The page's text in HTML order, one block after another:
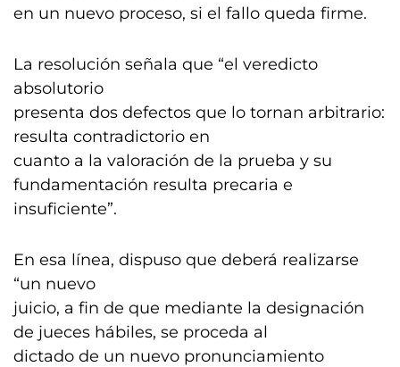
en un nuevo proceso, si el fallo queda firme.
La resolución señala que “el veredicto
absolutorio
presenta dos defectos que lo tornan arbitrario:
resulta contradictorio en
cuanto a la valoración de la prueba y su
fundamentación resulta precaria e
insuficiente”.
En esa línea, dispuso que deberá realizarse
“un nuevo
juicio, a fin de que mediante la designación
de jueces hábiles, se proceda al
dictado de un nuevo pronunciamiento